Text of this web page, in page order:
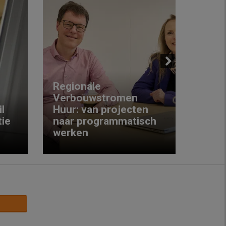
Regionale
Verbouwstromen
Huur: van projecten
naar programmatisch
werken
Next